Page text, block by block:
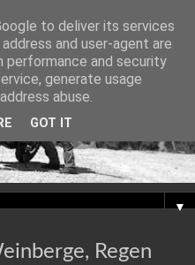
▼
Regen
to deliver its services
and user-agent are
performance and security
generate usage
abuse.
GOT IT